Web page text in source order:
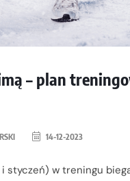
– plan
14-12-2023
styczeń) w treningu